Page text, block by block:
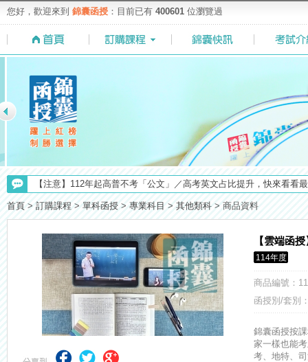
您好，歡迎來到 錦囊函授 ：目前已有 400601 位瀏覽過
【注意】112年起高普不考「公文」／高考英文占比提升，快來看看
【求職秘技＼(￣O￣)】你對國營事業了解多少呢? 必考國事業的6
【最新】錦囊函授增加便利商店付款方式，便利到不行！馬上使用►
【上榜生獎學金計畫】恭賀金榜！上榜生獎學金申請辦法與表格下
【重要】114年度起，雲端函授之課堂教材須知，請點我查看☀☀☀
【考試院】國考證書數位化，112年起全面實施！點我看詳情>>>
【考選部】高普考／修正部份考試科目及大綱，趕快來看看有哪一些
【NEW】加入◆錦囊函授Facebook粉絲專頁◆，最新消息、優惠活
首頁 > 訂購課程 > 單科函授 > 專業科目 > 其他類科 > 商品資料
【雲端函
114年度
商品編號 ：
函授別/套別
錦囊函授按
家一樣也能
考、地特、